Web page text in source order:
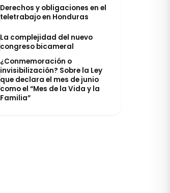
Derechos y obligaciones en el
teletrabajo en Honduras
La complejidad del nuevo
congreso bicameral
¿Conmemoración o
invisibilización? Sobre la Ley
que declara el mes de junio
como el “Mes de la Vida y la
Familia”